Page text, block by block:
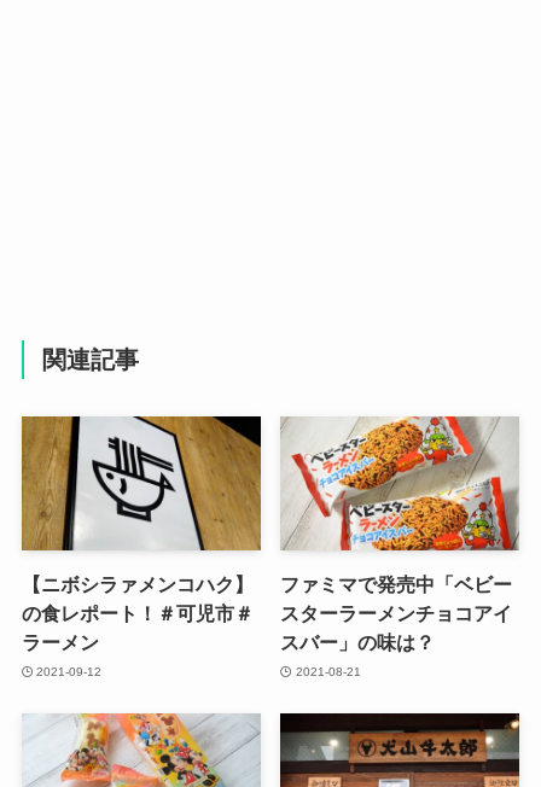
関連記事
【ニボシラァメンコハク】
の食レポート！＃可児市＃
ラーメン
2021-09-12
ファミマで発売中「ベビー
スターラーメンチョコアイ
スバー」の味は？
2021-08-21